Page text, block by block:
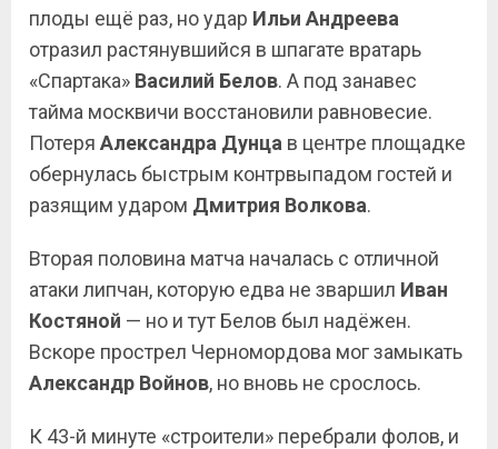
плоды ещё раз, но удар Ильи Андреева
отразил растянувшийся в шпагате вратарь
«Спартака» Василий Белов. А под занавес
тайма москвичи восстановили равновесие.
Потеря Александра Дунца в центре площадке
обернулась быстрым контрвыпадом гостей и
разящим ударом Дмитрия Волкова.
Вторая половина матча началась с отличной
атаки липчан, которую едва не зваршил Иван
Костяной — но и тут Белов был надёжен.
Вскоре прострел Черномордова мог замыкать
Александр Войнов, но вновь не срослось.
К 43-й минуте «строители» перебрали фолов, и